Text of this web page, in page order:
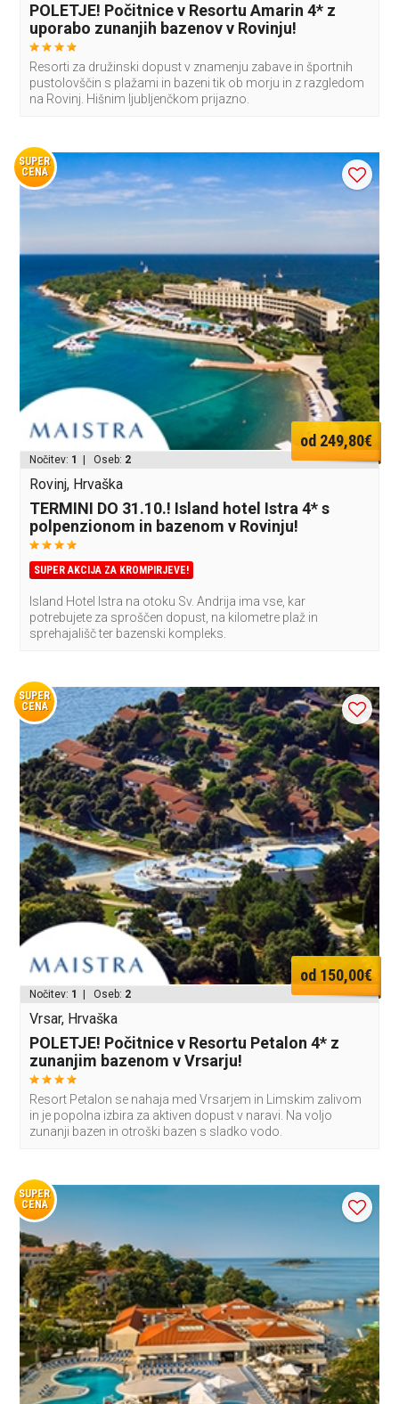
POLETJE! Počitnice v Resortu Amarin 4* z
uporabo zunanjih bazenov v Rovinju!
Resorti za družinski dopust v znamenju zabave in športnih
pustolovščin s plažami in bazeni tik ob morju in z razgledom
na Rovinj. Hišnim ljubljenčkom prijazno.
SUPER
CENA
od 249,80€
Nočitev: 1 | Oseb: 2
Rovinj, Hrvaška
TERMINI DO 31.10.! Island hotel Istra 4* s
polpenzionom in bazenom v Rovinju!
SUPER AKCIJA ZA KROMPIRJEVE!
Island Hotel Istra na otoku Sv. Andrija ima vse, kar
potrebujete za sproščen dopust, na kilometre plaž in
sprehajališč ter bazenski kompleks.
SUPER
CENA
od 150,00€
Nočitev: 1 | Oseb: 2
Vrsar, Hrvaška
POLETJE! Počitnice v Resortu Petalon 4* z
zunanjim bazenom v Vrsarju!
Resort Petalon se nahaja med Vrsarjem in Limskim zalivom
in je popolna izbira za aktiven dopust v naravi. Na voljo
zunanji bazen in otroški bazen s sladko vodo.
SUPER
CENA